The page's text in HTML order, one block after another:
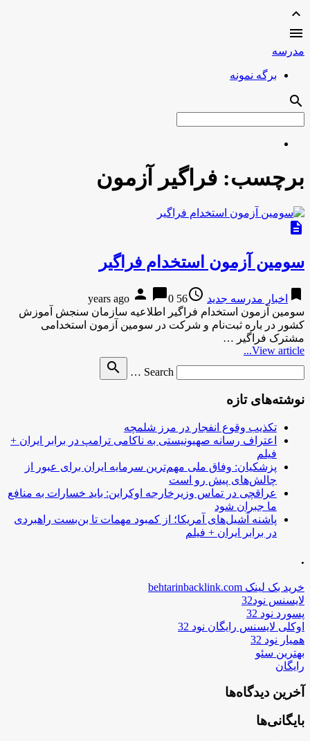
expand_less

مدرسه
برگه نمونه
search
برچسب: فراگیر آزمون
description
سومین آزمون استخدام فراگیر
bookmark اخبار مدرسه جدید access_time
56 years ago
person chat_bubble0
سومین آزمون استخدام فراگیر اطلاعیه سازمان سنجش آموزش
کشور در باره ثبت‌نام و شرکت در سومین آزمون استخدامی
مشترک فراگیر …
View article...
Search …
search
نوشته‌های تازه
تکذیب وقوع انفجار در مرز شلمچه
اعتراف رسانه صهیونیستی به ناکامی ترامپ در برابر ایران +
فیلم
پزشکیان: وفاق ملی مهم‌ترین سرمایه ایران برای عبور از
چالش‌های پیش رو است
عراقچی در تماس وزیرخارجه اوکراین: باید خسارات به منافع
ما جبران شود
پاشنه آشیل‌های آمریکا؛ از کمبود مهمات تا بن‌بست راهبردی
در برابر ایران + فیلم
.
خرید بک لینک behtarinbacklink.com
لایسنس نود32
پسورد نود 32
اوکلی لایسنس رایگان نود 32
همیار نود 32
بهترین سئو
رایگان
آخرین دیدگاه‌ها
بایگانی‌ها